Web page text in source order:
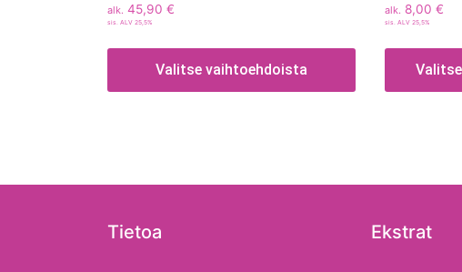
alk. 45,90 €
sis. ALV 25,5%
Valitse vaihtoehdoista
alk. 8,00€
sis. ALV 25,5%
Tietoa Ekstrat